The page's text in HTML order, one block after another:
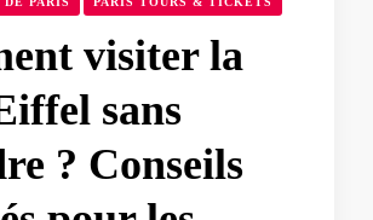
visiter la
sans
? Conseils